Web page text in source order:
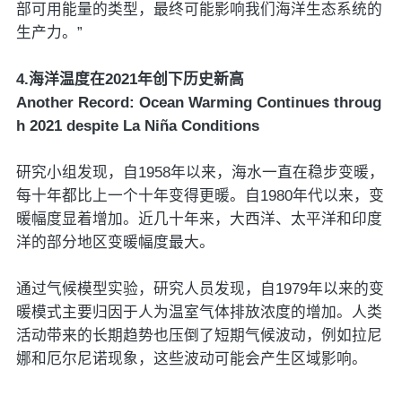
部可用能量的类型，最终可能影响我们海洋生态系统的
生产力。”
4.海洋温度在2021年创下历史新高
Another Record: Ocean Warming Continues throug
h 2021 despite La Niña Conditions
研究小组发现，自1958年以来，海水一直在稳步变暖，
每十年都比上一个十年变得更暖。自1980年代以来，变
暖幅度显着增加。近几十年来，大西洋、太平洋和印度
洋的部分地区变暖幅度最大。
通过气候模型实验，研究人员发现，自1979年以来的变
暖模式主要归因于人为温室气体排放浓度的增加。人类
活动带来的长期趋势也压倒了短期气候波动，例如拉尼
娜和厄尔尼诺现象，这些波动可能会产生区域影响。